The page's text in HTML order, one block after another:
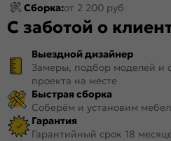
Сборка:от 2 200 руб
С заботой о
Выездной дизайнер
Замеры, подбор моделей и
проекта на месте
Быстрая сборка
Соберём и установим
Гарантия
Гарантийный срок 18